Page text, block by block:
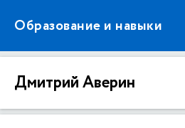
Образование и навыки
Дмитрий Аверин